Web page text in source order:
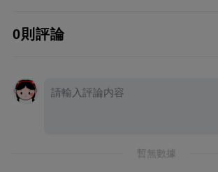
0則評論
暫無數據